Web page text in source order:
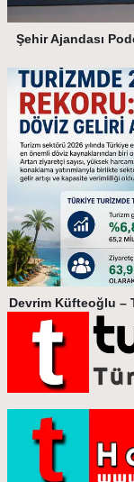
Şehir Ajandası
Devrim Küfteoğlu –